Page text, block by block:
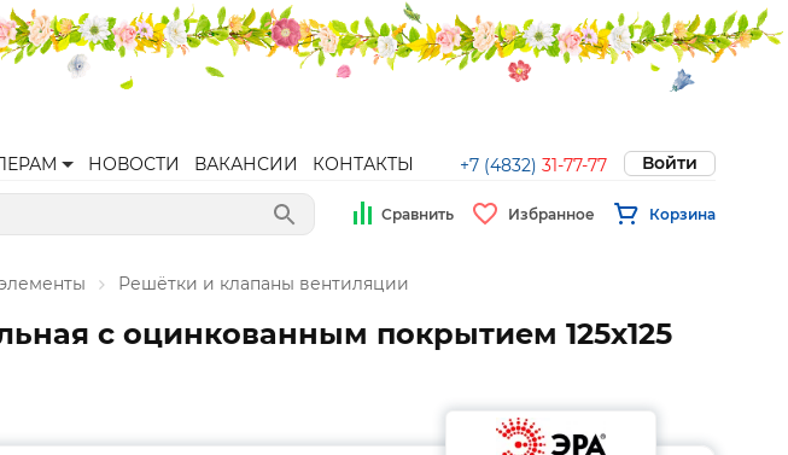
НОВОСТИ ВАКАНСИИ КОНТАКТЫ +7 (4832) 31-77-77 Войти
Сравнить Избранное Корзина
Решётки и клапаны вентиляции
с оцинкованным покрытием 125х125